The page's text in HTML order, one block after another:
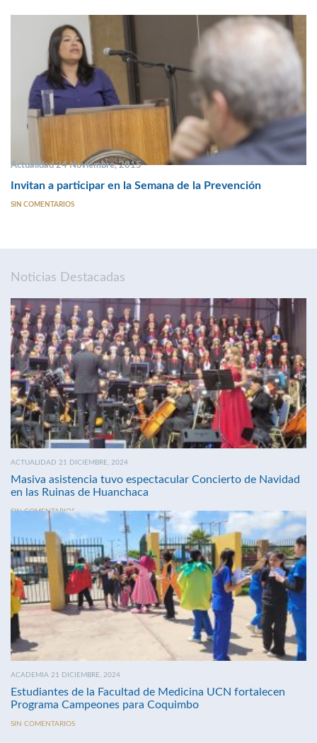
Actualidad 24 Noviembre, 2015
Invitan a participar en la Semana de la Prevención
SIN COMENTARIOS
Noticias Destacadas
ACTUALIDAD 21 DICIEMBRE, 2024
Masiva asistencia tuvo espectacular Concierto de Navidad
en las Ruinas de Huanchaca
SIN COMENTARIOS
ACADEMIA 21 DICIEMBRE, 2024
Estudiantes de la Facultad de Medicina UCN fortalecen
Programa Campeones para Coquimbo
SIN COMENTARIOS